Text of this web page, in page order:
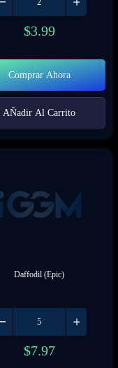
$3.99
Comprar Ahora
AÑadir Al Carrito
Daffodil (Epic)
$7.97